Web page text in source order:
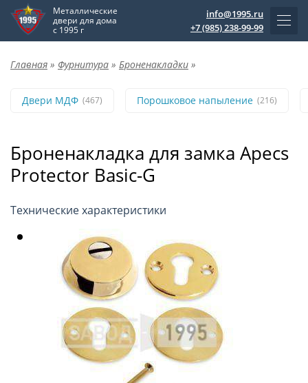
Металлические
двери для дома
с 1995 г
info@1995.ru
+7 (985) 238-99-99
Главная » Фурнитура » Броненакладки »
Двери МДФ (467) Порошковое напыление (216)
Броненакладка для замка Apecs
Protector Basic-G
Технические характеристики